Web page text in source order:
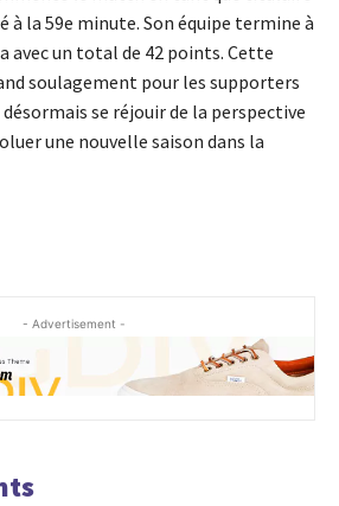
à la 59e minute. Son équipe termine à
avec un total de 42 points. Cette
soulagement pour les supporters
se réjouir de la perspective
une nouvelle saison dans la
- Advertisement -